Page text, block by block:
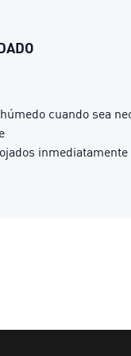
cuando sea
inmediatamente